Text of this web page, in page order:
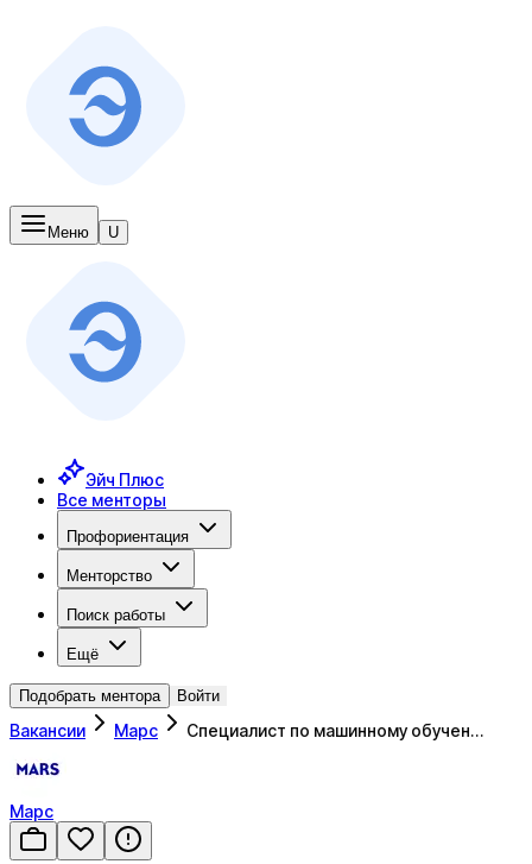
Меню U
Эйч Плюс
Все менторы
Профориентация
Менторство
Поиск работы
Ещё
Подобрать ментора Войти
Вакансии Марс Специалист по машинному обучен…
Марс